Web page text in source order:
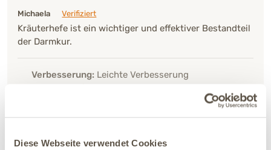
Diese Webseite verwendet Cookies
Michaela
Verifiziert
Kräuterhefe ist ein wichtiger und effektiver Bestandteil
der Darmkur.
Verbesserung:Leichte Verbesserung